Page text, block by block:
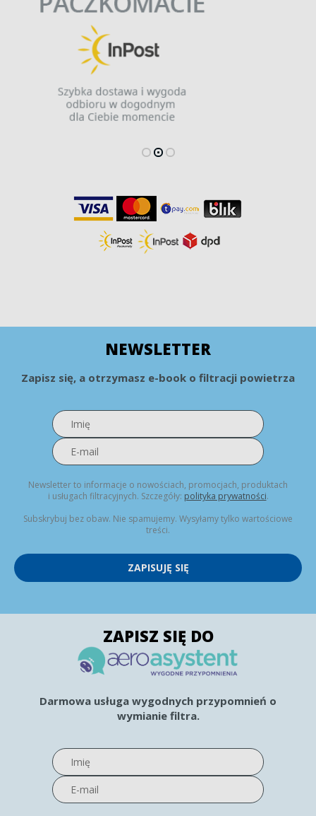
NEWSLETTER
Zapisz się, a otrzymasz e-book o filtracji powietrza
Newsletter to informacje o nowościach, promocjach, produktach
i usługach filtracyjnych. Szczegóły: polityka prywatności.
Subskrybuj bez obaw. Nie spamujemy. Wysyłamy tylko wartościowe
treści.
ZAPISUJĘ SIĘ
ZAPISZ SIĘ DO
Darmowa usługa wygodnych przypomnień o
wymianie filtra.